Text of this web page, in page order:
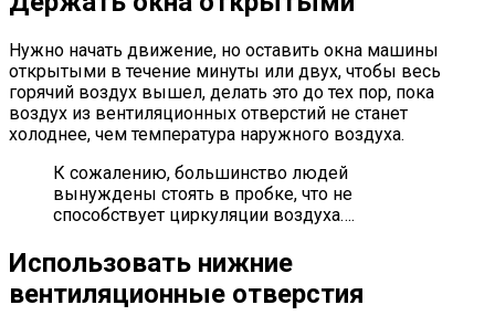
Нужно начать движение, но оставить окна машины
открытыми в течение минуты или двух, чтобы весь
горячий воздух вышел, делать это до тех пор, пока
воздух из вентиляционных отверстий не станет
холоднее, чем температура наружного воздуха.
К сожалению, большинство людей
вынуждены стоять в пробке, что не
способствует циркуляции воздуха….
Использовать нижние
вентиляционные отверстия